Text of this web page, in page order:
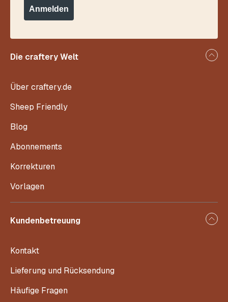
Die craftery Welt
Über craftery.de
Sheep Friendly
Blog
Abonnements
Korrekturen
Vorlagen
Kundenbetreuung
Kontakt
Lieferung und Rücksendung
Häufige Fragen
Anmelden